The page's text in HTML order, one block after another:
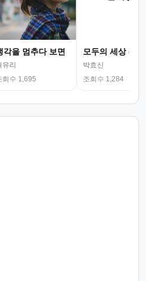
각을 멈추다 보면
유리
회수 1,695
모두의 세상 (뮤
박효신
조회수 1,284